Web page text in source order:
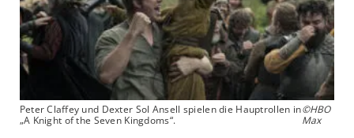
Peter Claffey und Dexter Sol Ansell spielen die Hauptrollen in
„A Knight of the Seven Kingdoms“.
©HBO
Max